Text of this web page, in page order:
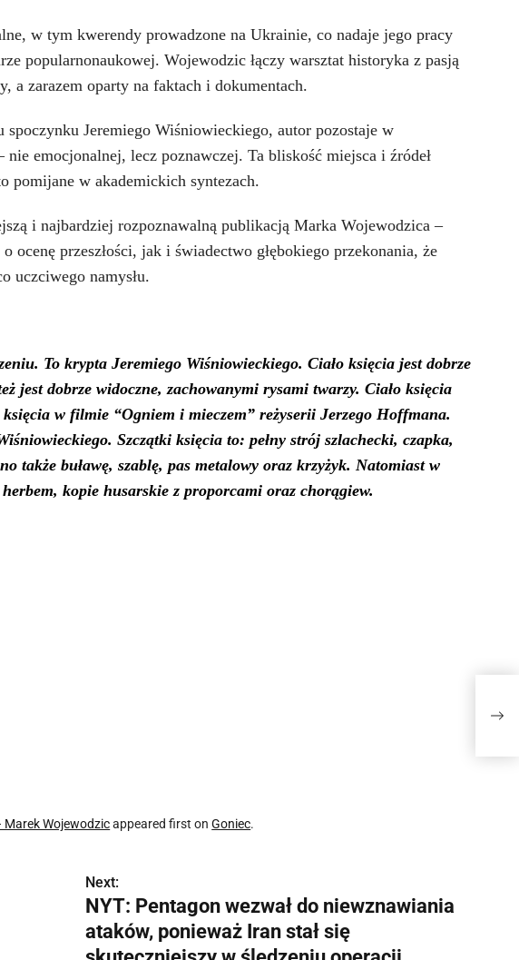
w tym kwerendy prowadzone na Ukrainie, co nadaje jego pracy
popularnonaukowej. Wojewodzic łączy warsztat historyka z pasją
a zarazem oparty na faktach i dokumentach.
Jeremiego Wiśniowieckiego, autor pozostaje w
emocjonalnej, lecz poznawczej. Ta bliskość miejsca i źródeł
pomijane w akademickich syntezach.
i najbardziej rozpoznawalną publikacją Marka Wojewodzica –
ocenę przeszłości, jak i świadectwo głębokiego przekonania, że
uczciwego namysłu.
To krypta Jeremiego Wiśniowieckiego. Ciało księcia jest dobrze
jest dobrze widoczne, zachowanymi rysami twarzy. Ciało księcia
w filmie “Ogniem i mieczem” reżyserii Jerzego Hoffmana.
Szczątki księciato: pełny strój szlachecki, czapka,
także buławę, szablę, pas metalowy oraz krzyżyk. Natomiast w
kopie husarskie z proporcami oraz chorągiew.
Marek Wojewodzicappeared first onGoniec.
Next:
NYT: Pentagon wezwał do niewznawiania
ataków, ponieważ Iran stał się